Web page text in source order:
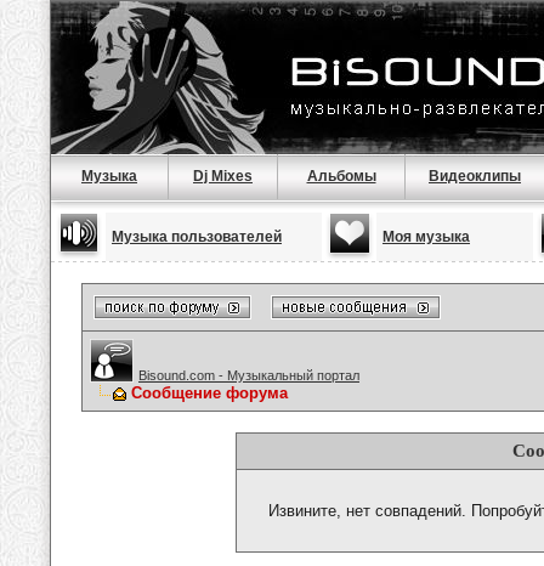
Музыка Dj Mixes Альбомы Видеоклипы
Музыка пользователей Моя музыка
Bisound.com - Музыкальный портал
Сообщение форума
Извините, нет совпадений.